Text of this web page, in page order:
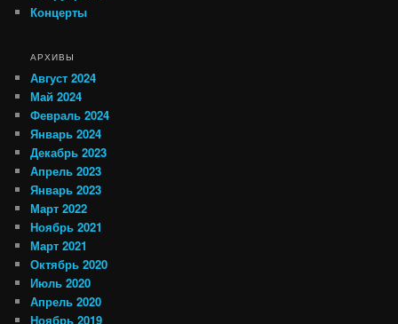
Концерты
АРХИВЫ
Август 2024
Май 2024
Февраль 2024
Январь 2024
Декабрь 2023
Апрель 2023
Январь 2023
Март 2022
Ноябрь 2021
Март 2021
Октябрь 2020
Июль 2020
Апрель 2020
Ноябрь 2019